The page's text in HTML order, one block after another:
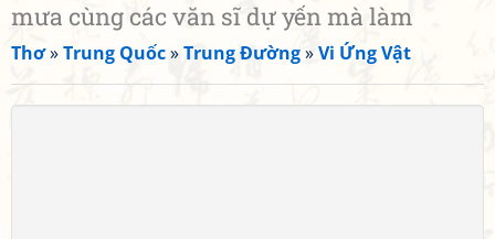
mưa cùng các văn sĩ dự yến mà làm
Thơ»Trung Quốc»Trung Đường»Vi Ứng Vật